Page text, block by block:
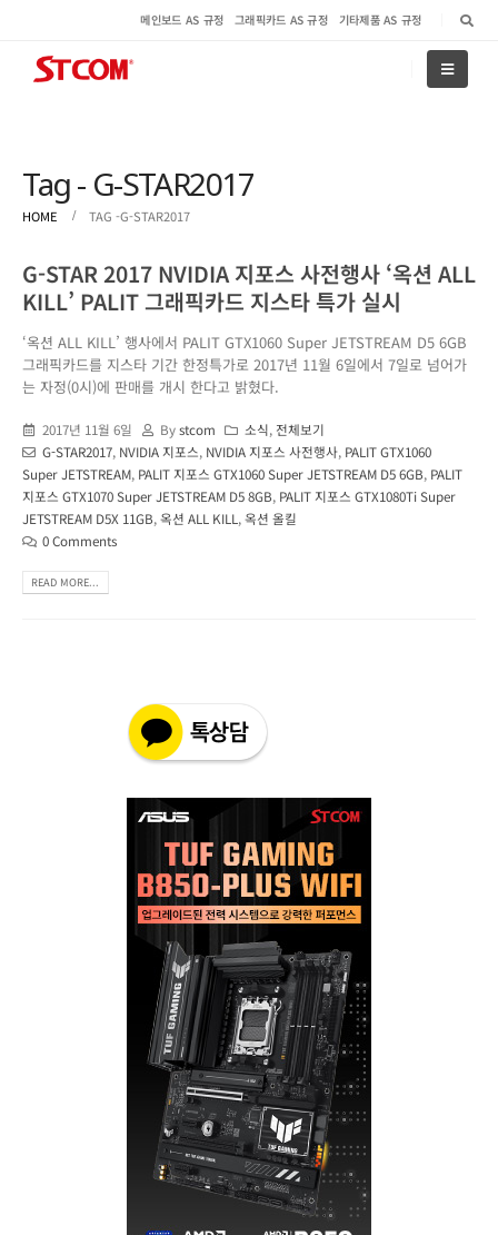
메인보드 AS 규정 그래픽카드 AS 규정 기타제품 AS 규정
Tag - G-STAR2017
HOME TAG -G-STAR2017
G-STAR 2017 NVIDIA 지포스 사전행사 ‘옥션 ALL
KILL’ PALIT 그래픽카드 지스타 특가 실시
‘옥션 ALL KILL’ 행사에서 PALIT GTX1060 Super JETSTREAM D5 6GB
그래픽카드를 지스타 기간 한정특가로 2017년 11월 6일에서 7일로 넘어가
는 자정(0시)에 판매를 개시 한다고 밝혔다.
2017년 11월 6일 Bystcom 소식, 전체보기
G-STAR2017, NVIDIA 지포스, NVIDIA 지포스 사전행사, PALIT GTX1060
Super JETSTREAM, PALIT 지포스 GTX1060 Super JETSTREAM D5 6GB, PALIT
지포스 GTX1070 Super JETSTREAM D5 8GB, PALIT 지포스 GTX1080Ti Super
JETSTREAM D5X 11GB,옥션 ALL KILL,옥션 올킬
0 Comments
READ MORE...